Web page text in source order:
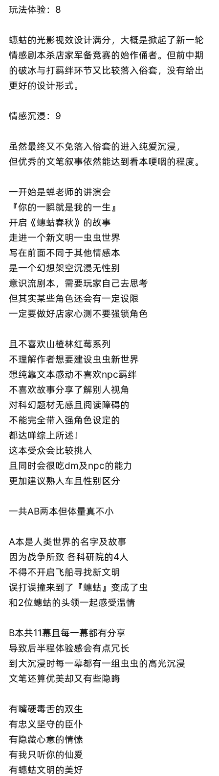
玩法体验：8
蟪蛄的光影视效设计满分，大概是掀起了新一轮
情感剧本杀店家军备竞赛的始作俑者。但前中期
的破冰与打羁绊环节又比较落入俗套，没有给出
更好的设计形式。
情感沉浸：9
虽然最终又不免落入俗套的进入纯爱沉浸，
但优秀的文笔叙事依然能达到看本哽咽的程度。
一开始是蝉老师的讲演会
『你的一瞬就是我的一生』
开启《蟪蛄春秋》的故事
走进一个新文明一虫虫世界
写在前面不同于其他情感本
是一个幻想架空沉浸无性别
意识流剧本，需要玩家自己去思考
但其实某些角色还会有一定设限
一定要做好店家心测不要强锁角色
且不喜欢山楂林红莓系列
不理解作者想要建设虫虫新世界
想纯靠文本感动不喜欢npc羁绊
不喜欢故事分享了解别人视角
对科幻题材无感且阅读障碍的
不能完全带入强角色设定的
都达咩综上所述！
这本受众会比较挑人
且同时会很吃dm及npc的能力
更加建议熟人车且性别区分
一共AB两本但体量真不小
A本是人类世界的名字及故事
因为战争所致 各科研院的4人
不得不开启飞船寻找新文明
误打误撞来到了『蟪蛄』变成了虫
和2位蟪蛄的头领一起感受温情
B本共11幕且每一幕都有分享
导致后半程体验感会有点冗长
到大沉浸时每一幕都有一组虫虫的高光沉浸
文笔还算优美却又有些隐晦
有嘴硬毒舌的双生
有忠义坚守的臣仆
有隐藏心意的情愫
有我只听你的仙爱
有蟪蛄文明的美好